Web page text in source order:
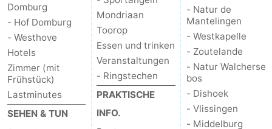
Middelburg
Zeeuws-
Vlaanderen
Nieuwvliet
-
Sluis
-
Domburg
- Hof Domburg
- Westhove
Hotels
Zimmer (mit
Frühstück)
Lastminutes
SEHEN & TUN
Mondriaan
Toorop
Essen und trinken
Veranstaltungen
- Ringstechen
PRAKTISCHE
INFO.
- Natur de
Mantelingen
- Westkapelle
- Zoutelande
- Natur Walcherse
bos
- Dishoek
- Vlissingen
- Middelburg